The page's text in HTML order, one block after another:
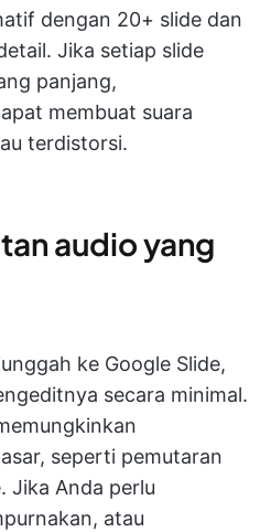
dengan 20+ slide dan
Jika setiap slide
panjang,
membuat suara
terdistorsi.
audio yang
ke Google Slide,
secara minimal.
seperti pemutaran
. Jika Anda perlu
atau